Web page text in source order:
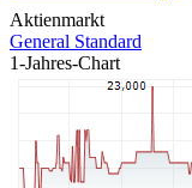
Aktienmarkt
General Standard
1-Jahres-Chart